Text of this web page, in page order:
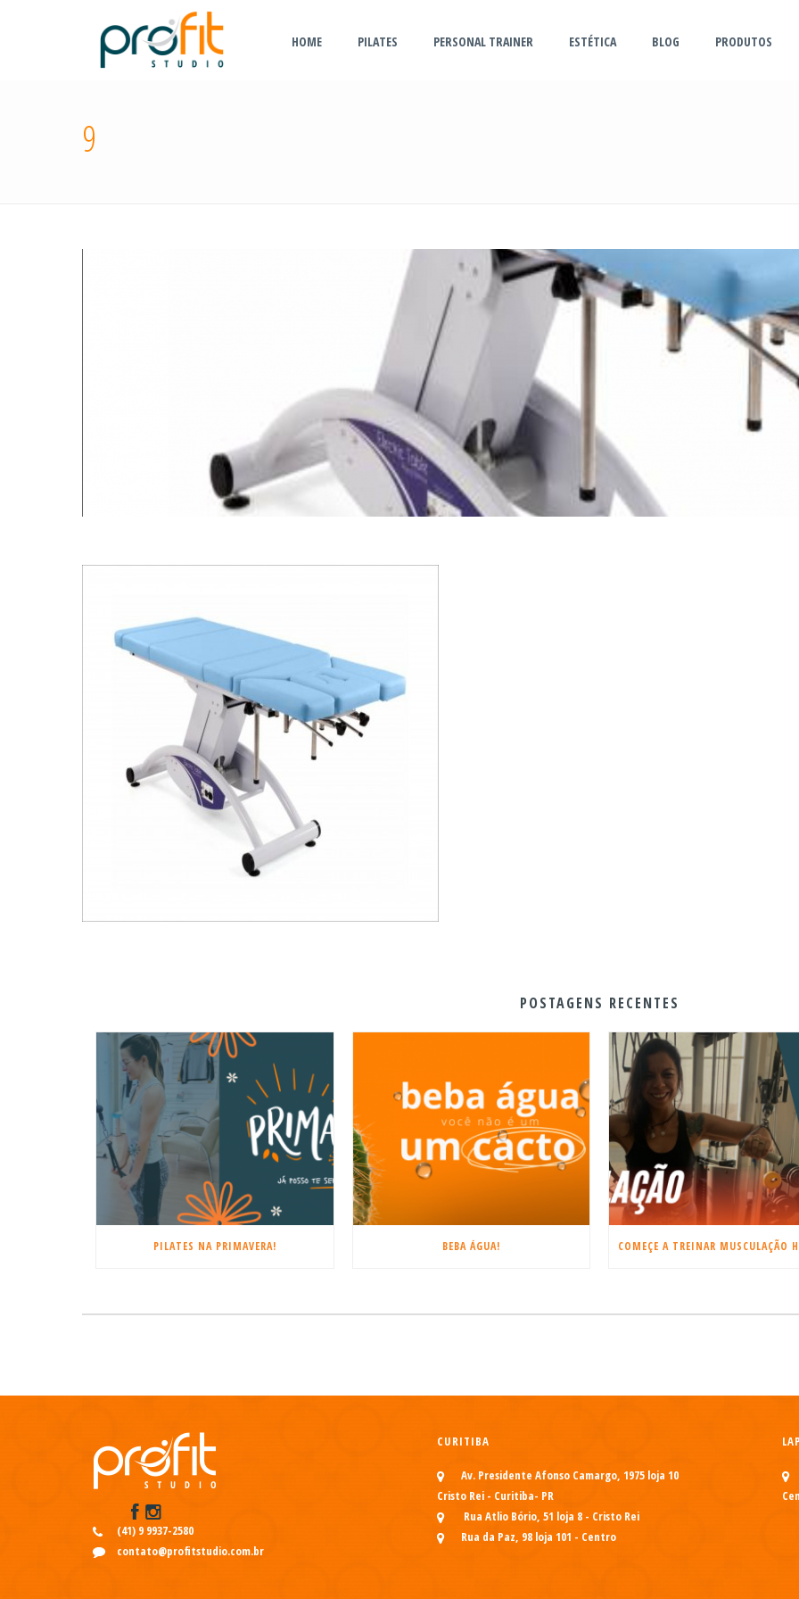
HOME PILATES PERSONAL TRAINER ESTÉTICA BLOG PRODUTOS
9
POSTAGENS RECENTES
PILATES NA PRIMAVERA! BEBA ÁGUA!
(41) 9 9937-2580
contato@profitstudio.com.br
CURITIBA
Av. Presidente Afonso Camargo, 1975 loja 10
Cristo Rei - Curitiba- PR
Rua Atlio Bório, 51 loja 8 - Cristo Rei
Rua da Paz, 98 loja 101 - Centro